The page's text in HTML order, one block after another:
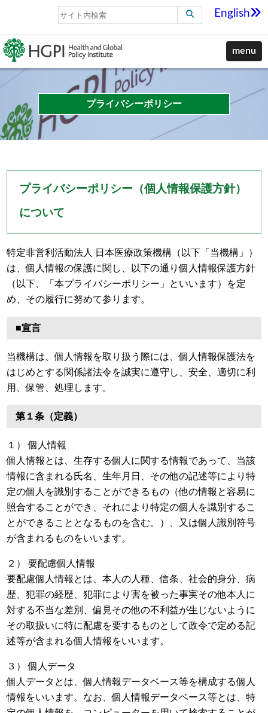
English
menu
プライバシーポリシー
プライバシーポリシー（個人情報保護方針）
について
特定非営利活動法人 日本医療政策機構（以下「当機構」）
は、個人情報の保護に関し、以下の通り個人情報保護方針
（以下、「本プライバシーポリシー」といいます）を定
め、その履行に努めて参ります。
■宣言
当機構は、個人情報を取り扱う際には、個人情報保護法を
はじめとする関係諸法令を誠実に遵守し、安全、適切に利
用、保管、処理します。
第１条（定義）
１） 個人情報
個人情報とは、生存する個人に関する情報であって、当該
情報に含まれる氏名、生年月日、その他の記述等により特
定の個人を識別することができるもの（他の情報と容易に
照合することができ、それにより特定の個人を識別するこ
とができることとなるものを含む。）、又は個人識別符号
が含まれるものをいいます。
２） 要配慮個人情報
要配慮個人情報とは、本人の人種、信条、社会的身分、病
歴、犯罪の経歴、犯罪により害を被った事実その他本人に
対する不当な差別、偏見その他の不利益が生じないように
その取扱いに特に配慮を要するものとして政令で定める記
述等が含まれる個人情報をいいます。
３） 個人データ
個人データとは、個人情報データベース等を構成する個人
情報をいいます。なお、個人情報データベース等とは、特